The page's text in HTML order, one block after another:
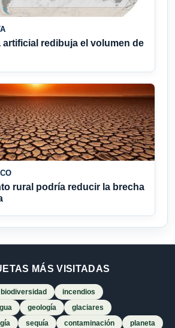
artificial redibuja el volumen de
rural podría reducir la brecha
MÁS VISITADAS
biodiversidad
incendios
geología
glaciares
sequía contaminación
planeta